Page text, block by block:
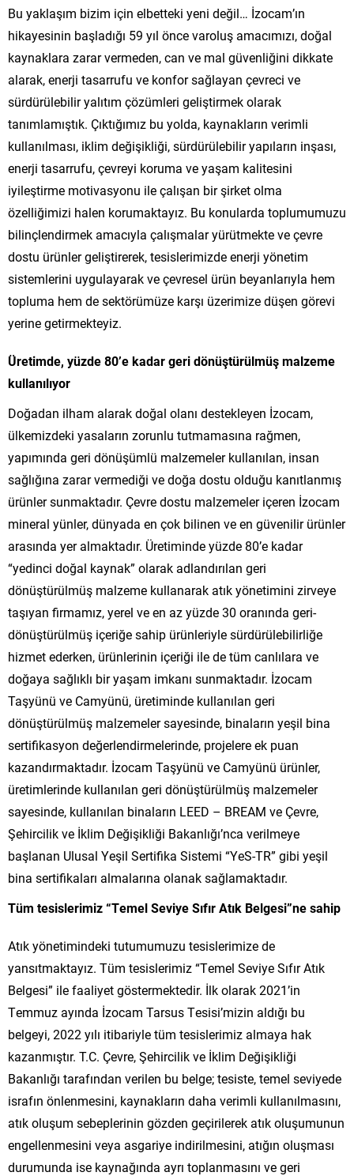
Bu yaklaşım bizim için elbetteki yeni değil… İzocam’ın
hikayesinin başladığı 59 yıl önce varoluş amacımızı, doğal
kaynaklara zarar vermeden, can ve mal güvenliğini dikkate
alarak, enerji tasarrufu ve konfor sağlayan çevreci ve
sürdürülebilir yalıtım çözümleri geliştirmek olarak
tanımlamıştık. Çıktığımız bu yolda, kaynakların verimli
kullanılması, iklim değişikliği, sürdürülebilir yapıların inşası,
enerji tasarrufu, çevreyi koruma ve yaşam kalitesini
iyileştirme motivasyonu ile çalışan bir şirket olma
özelliğimizi halen korumaktayız. Bu konularda toplumumuzu
bilinçlendirmek amacıyla çalışmalar yürütmekte ve çevre
dostu ürünler geliştirerek, tesislerimizde enerji yönetim
sistemlerini uygulayarak ve çevresel ürün beyanlarıyla hem
topluma hem de sektörümüze karşı üzerimize düşen görevi
yerine getirmekteyiz.
Üretimde, yüzde 80’e kadar geri dönüştürülmüş malzeme
kullanılıyor
Doğadan ilham alarak doğal olanı destekleyen İzocam,
ülkemizdeki yasaların zorunlu tutmamasına rağmen,
yapımında geri dönüşümlü malzemeler kullanılan, insan
sağlığına zarar vermediği ve doğa dostu olduğu kanıtlanmış
ürünler sunmaktadır. Çevre dostu malzemeler içeren İzocam
mineral yünler, dünyada en çok bilinen ve en güvenilir ürünler
arasında yer almaktadır. Üretiminde yüzde 80’e kadar
“yedinci doğal kaynak” olarak adlandırılan geri
dönüştürülmüş malzeme kullanarak atık yönetimini zirveye
taşıyan firmamız, yerel ve en az yüzde 30 oranında geri-
dönüştürülmüş içeriğe sahip ürünleriyle sürdürülebilirliğe
hizmet ederken, ürünlerinin içeriği ile de tüm canlılara ve
doğaya sağlıklı bir yaşam imkanı sunmaktadır. İzocam
Taşyünü ve Camyünü, üretiminde kullanılan geri
dönüştürülmüş malzemeler sayesinde, binaların yeşil bina
sertifikasyon değerlendirmelerinde, projelere ek puan
kazandırmaktadır. İzocam Taşyünü ve Camyünü ürünler,
üretimlerinde kullanılan geri dönüştürülmüş malzemeler
sayesinde, kullanılan binaların LEED – BREAM ve Çevre,
Şehircilik ve İklim Değişikliği Bakanlığı’nca verilmeye
başlanan Ulusal Yeşil Sertifika Sistemi “YeS-TR” gibi yeşil
bina sertifikaları almalarına olanak sağlamaktadır.
Tüm tesislerimiz “Temel Seviye Sıfır Atık Belgesi”ne sahip
Atık yönetimindeki tutumumuzu tesislerimize de
yansıtmaktayız. Tüm tesislerimiz “Temel Seviye Sıfır Atık
Belgesi” ile faaliyet göstermektedir. İlk olarak 2021’in
Temmuz ayında İzocam Tarsus Tesisi’mizin aldığı bu
belgeyi, 2022 yılı itibariyle tüm tesislerimiz almaya hak
kazanmıştır. T.C. Çevre, Şehircilik ve İklim Değişikliği
Bakanlığı tarafından verilen bu belge; tesiste, temel seviyede
israfın önlenmesini, kaynakların daha verimli kullanılmasını,
atık oluşum sebeplerinin gözden geçirilerek atık oluşumunun
engellenmesini veya asgariye indirilmesini, atığın oluşması
durumunda ise kaynağında ayrı toplanmasını ve geri